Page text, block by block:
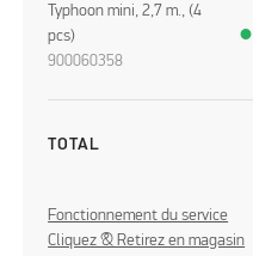
Typhoon mini, 2,7 m., (4
pcs)
900060358
●
TOTAL
Fonctionnement du service
Cliquez & Retirez en magasin